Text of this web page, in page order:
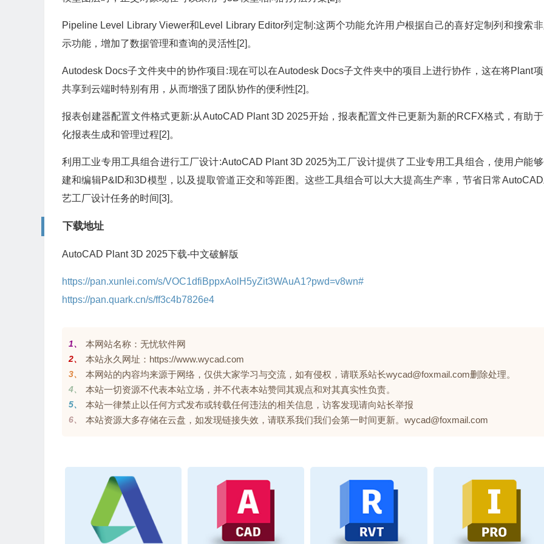
Pipeline Level Library Viewer和Level Library Editor列定制:这两个功能允许用户根据自己的喜好定制列和搜索非
示功能，增加了数据管理和查询的灵活性[2]。
Autodesk Docs子文件夹中的协作项目:现在可以在Autodesk Docs子文件夹中的项目上进行协作，这在将Plant项
共享到云端时特别有用，从而增强了团队协作的便利性[2]。
报表创建器配置文件格式更新:从AutoCAD Plant 3D 2025开始，报表配置文件已更新为新的RCFX格式，有助
化报表生成和管理过程[2]。
利用工业专用工具组合进行工厂设计:AutoCAD Plant 3D 2025为工厂设计提供了工业专用工具组合，使用户能够
建和编辑P&ID和3D模型，以及提取管道正交和等距图。这些工具组合可以大大提高生产率，节省日常AutoCAD
艺工厂设计任务的时间[3]。
下载地址
AutoCAD Plant 3D 2025下载-中文破解版
https://pan.xunlei.com/s/VOC1dfiBppxAolH5yZit3WAuA1?pwd=v8wn#
https://pan.quark.cn/s/ff3c4b7826e4
1、 本网站名称：无忧软件网
2、 本站永久网址：https://www.wycad.com
3、 本网站的内容均来源于网络，仅供大家学习与交流，如有侵权，请联系站长wycad@foxmail.com删除处理。
4、 本站一切资源不代表本站立场，并不代表本站赞同其观点和对其真实性负责。
5、 本站一律禁止以任何方式发布或转载任何违法的相关信息，访客发现请向站长举报
6、 本站资源大多存储在云盘，如发现链接失效，请联系我们我们会第一时间更新。wycad@foxmail.com